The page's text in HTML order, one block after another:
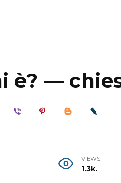
è? —
VIEWS
1.3k.